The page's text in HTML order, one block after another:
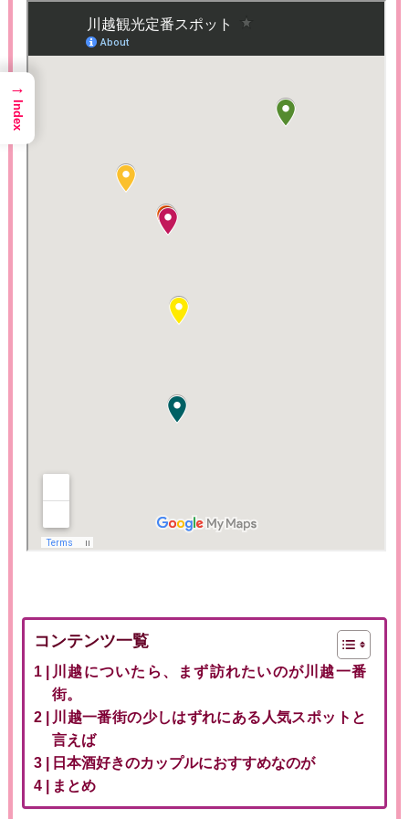
コンテンツ一覧
川越についたら、まず訪れたいのが川越一番
街。
川越一番街の少しはずれにある人気スポットと
言えば
日本酒好きのカップルにおすすめなのが
まとめ
→
Index